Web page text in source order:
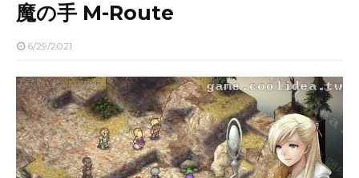
魔の手 M-Route
6/29/2021